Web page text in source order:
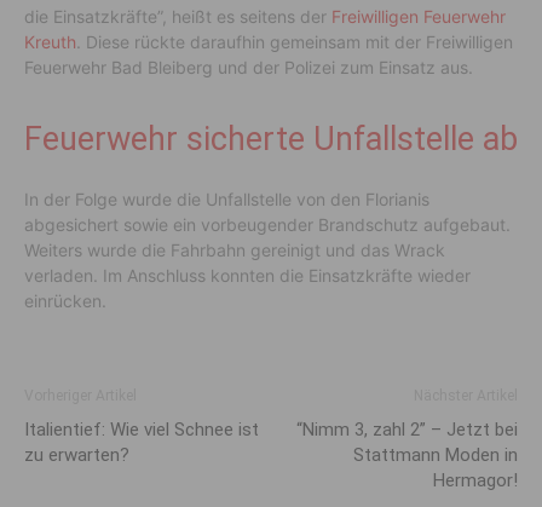
die Einsatzkräfte”, heißt es seitens der Freiwilligen Feuerwehr
Kreuth . Diese rückte daraufhin gemeinsam mit der Freiwilligen
Feuerwehr Bad Bleiberg und der Polizei zum Einsatz aus.
Feuerwehr sicherte Unfallstelle ab
In der Folge wurde die Unfallstelle von den Florianis
abgesichert sowie ein vorbeugender Brandschutz aufgebaut.
Weiters wurde die Fahrbahn gereinigt und das Wrack
verladen. Im Anschluss konnten die Einsatzkräfte wieder
einrücken.
Italientief: Wie viel Schnee ist
zu erwarten?
“Nimm 3, zahl 2” – Jetzt bei
Stattmann Moden in
Hermagor!